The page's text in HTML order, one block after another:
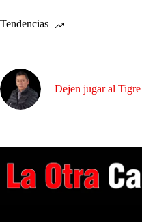
Tendencias
Dejen jugar al Tigre